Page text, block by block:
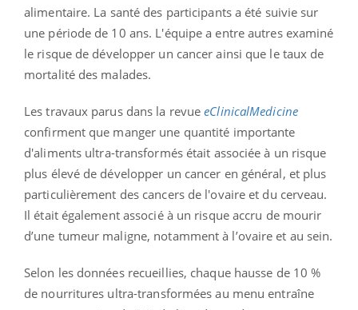
alimentaire. La santé des participants a été suivie sur
une période de 10 ans. L'équipe a entre autres examiné
le risque de développer un cancer ainsi que le taux de
mortalité des malades.
Les travaux parus dans la revueeClinicalMedicine
confirment que manger une quantité importante
d'aliments ultra-transformés était associée à un risque
plus élevé de développer un cancer en général, et plus
particulièrement des cancers de l'ovaire et du cerveau.
Il était également associé à un risque accru de mourir
d’une tumeur maligne, notamment à l’ovaire et au sein.
Selon les données recueillies, chaque hausse de 10 %
de nourritures ultra-transformées au menu entraîne